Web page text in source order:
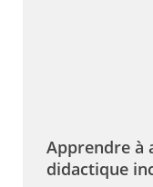
Apprendre à
didactique